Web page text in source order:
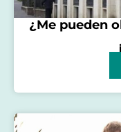
¿Me pueden